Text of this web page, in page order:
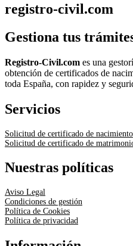
registro-civil.com
Gestiona tus
Registro-Civil.com es una
obtención de certificados de
toda España, con rapidez y
Servicios
Solicitud de certificado de nacimiento
Solicitud de certificado de
Nuestras políticas
Aviso Legal
Condiciones de gestión
Política de Cookies
Política de privacidad